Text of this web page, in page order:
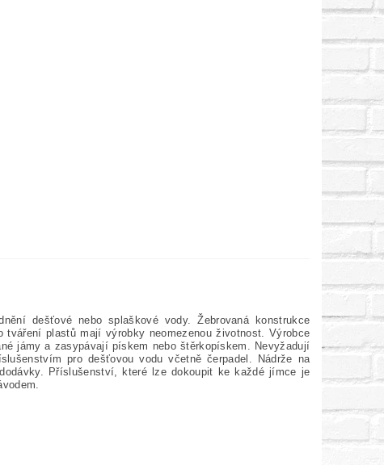
dešťové nebo splaškové vody. Žebrovaná konstrukce
plastů mají výrobky neomezenou životnost. Výrobce
jámy a zasypávají pískem nebo štěrkopískem. Nevyžadují
pro dešťovou vodu včetně čerpadel. Nádrže na
Příslušenství, které lze dokoupit ke každé jímce je